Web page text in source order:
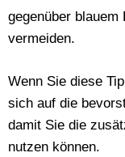
gegenüber
vermeiden.
Wenn Sie diese
sich auf die
damit Sie die
nutzen können.